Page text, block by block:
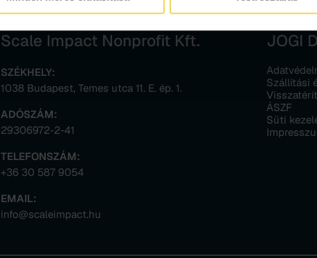
Scale Impact Nonprofit Kft.
SZÉKHELY:
1038 Budapest, Temes utca 11. E. ép. 1.
ADÓSZÁM:
29306972-2-41
TELEFONSZÁM:
+36 30 587 9054
EMAIL:
info@scaleimpact.hu
JOGI
Szállítási
ÁSZF
Süti